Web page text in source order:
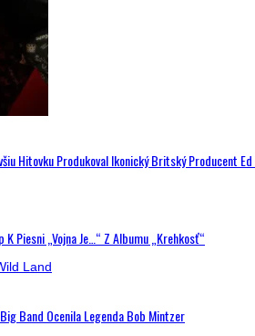
Hitovku Produkoval Ikonický Britský Producent Ed
Piesni „Vojna Je…“ Z Albumu „Krehkosť“
Band Ocenila Legenda Bob Mintzer